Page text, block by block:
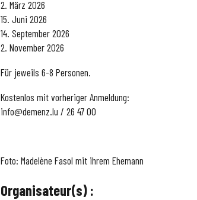
2. März 2026
15. Juni 2026
14. September 2026
2. November 2026
Für jeweils 6-8 Personen.
Kostenlos mit vorheriger Anmeldung:
info@demenz.lu / 26 47 00
Foto: Madelène Fasol mit ihrem Ehemann
Organisateur(s) :